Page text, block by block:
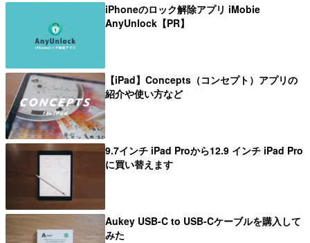
iPhoneのロック解除アプリ iMobie
AnyUnlock【PR】
【iPad】Concepts（コンセプト）アプリの
紹介や使い方など
9.7インチ iPad Proから12.9 インチ iPad Pro
に買い替えます
Aukey USB-C to USB-Cケーブルを購入して
みた